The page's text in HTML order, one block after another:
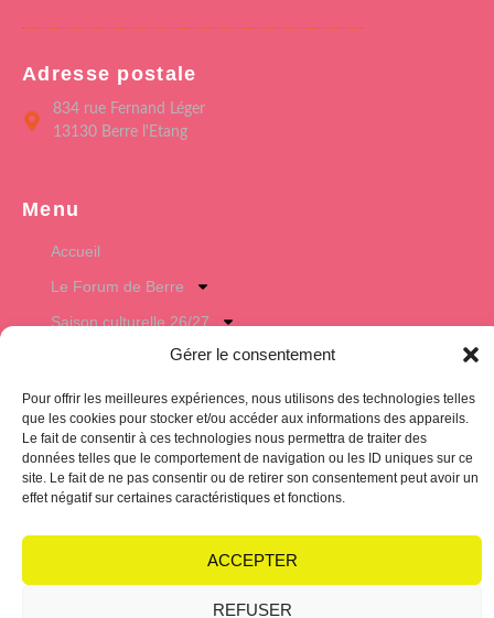
Gérer le consentement
Pour offrir les meilleures expériences, nous utilisons des technologies telles
que les cookies pour stocker et/ou accéder aux informations des appareils.
Le fait de consentir à ces technologies nous permettra de traiter des
données telles que le comportement de navigation ou les ID uniques sur ce
site. Le fait de ne pas consentir ou de retirer son consentement peut avoir un
effet négatif sur certaines caractéristiques et fonctions.
ACCEPTER
REFUSER
Adresse postale
834 rue Fernand Léger
13130 Berre l'Etang
Menu
Accueil
Le Forum de Berre
Saison culturelle 26/27
Hub Club
Politique de cookies Condition générales
Suivez-nous sur les